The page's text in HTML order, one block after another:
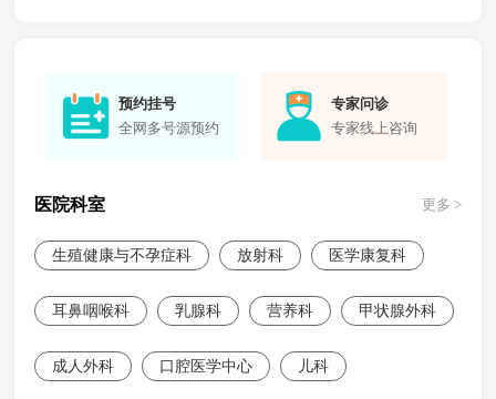
预约挂号
全网多号源预约
专家问诊
专家线上咨询
医院科室 更多 >
生殖健康与不孕症科 放射科 医学康复科
耳鼻咽喉科 乳腺科 营养科 甲状腺外科
成人外科 口腔医学中心 儿科